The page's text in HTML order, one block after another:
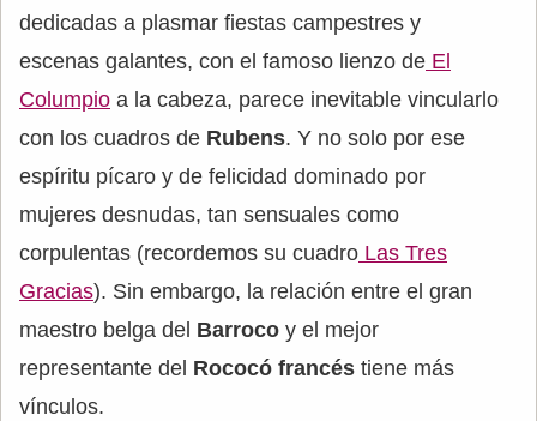
dedicadas a plasmar fiestas campestres y
escenas galantes, con el famoso lienzo de El
Columpio a la cabeza, parece inevitable vincularlo
con los cuadros de Rubens. Y no solo por ese
espíritu pícaro y de felicidad dominado por
mujeres desnudas, tan sensuales como
corpulentas (recordemos su cuadro Las Tres
Gracias). Sin embargo, la relación entre el gran
maestro belga del Barroco y el mejor
representante del Rococó francés tiene más
vínculos.